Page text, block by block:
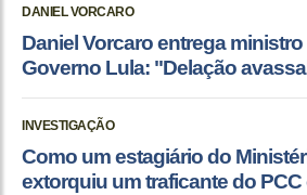
DANIEL VORCARO
Daniel Vorcaro entrega
Governo Lula: "Delação
INVESTIGAÇÃO
Como um estagiário do
extorquiu um traficante do PCC